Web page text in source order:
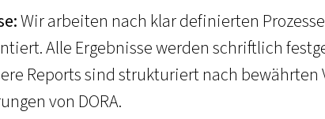
Wir arbeiten nach klar definierten
Alle Ergebnisse werden schriftlich
Reports sind strukturiert nach
von DORA.